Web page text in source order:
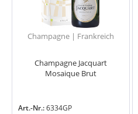
Champagne | Frankreich
Champagne Jacquart
Mosaique Brut
Art.-Nr.:6334GP